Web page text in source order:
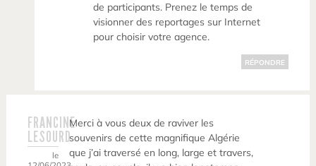
de participants. Prenez le temps de
visionner des reportages sur Internet
pour choisir votre agence.
RÉPONDRE
FRANCINE
LESOURD
le
Merci à vous deux de raviver les
souvenirs de cette magnifique Algérie
que j’ai traversé en long, large et travers,